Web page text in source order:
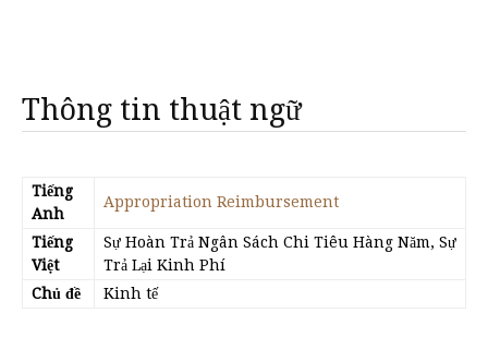
Thông tin thuật ngữ
Tiếng
Anh
Appropriation Reimbursement
Tiếng
Việt
Sự Hoàn Trả Ngân Sách Chi Tiêu Hàng Năm, Sự
Trả Lại Kinh Phí
Chủ đề
Kinh tế